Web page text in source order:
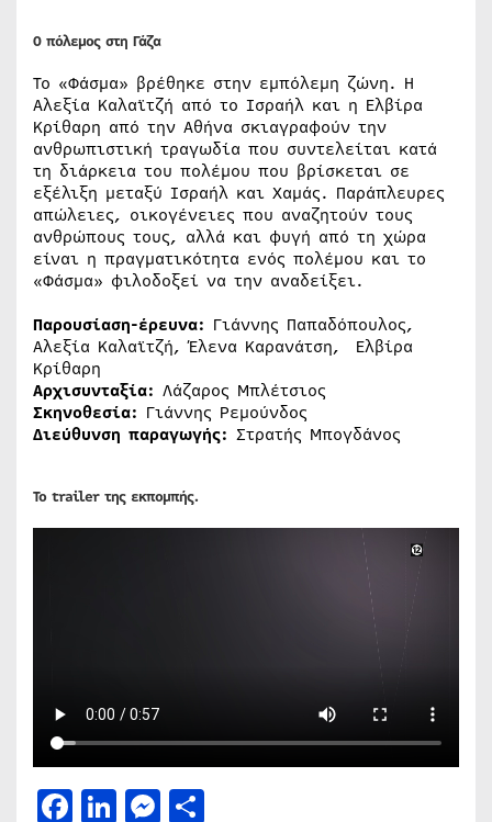
Ο πόλεμος στη Γάζα
Το «Φάσμα» βρέθηκε στην εμπόλεμη ζώνη. Η
Αλεξία Καλαϊτζή από το Ισραήλ και η Ελβίρα
Κρίθαρη από την Αθήνα σκιαγραφούν την
ανθρωπιστική τραγωδία που συντελείται κατά
τη διάρκεια του πολέμου που βρίσκεται σε
εξέλιξη μεταξύ Ισραήλ και Χαμάς. Παράπλευρες
απώλειες, οικογένειες που αναζητούν τους
ανθρώπους τους, αλλά και φυγή από τη χώρα
είναι η πραγματικότητα ενός πολέμου και το
«Φάσμα» φιλοδοξεί να την αναδείξει.
Παρουσίαση-έρευνα: Γιάννης Παπαδόπουλος,
Αλεξία Καλαϊτζή, Έλενα Καρανάτση, Ελβίρα
Κρίθαρη
Αρχισυνταξία: Λάζαρος Μπλέτσιος
Σκηνοθεσία: Γιάννης Ρεμούνδος
Διεύθυνση παραγωγής: Στρατής Μπογδάνος
Το trailer της εκπομπής.
Facebook
LinkedIn
Messenger